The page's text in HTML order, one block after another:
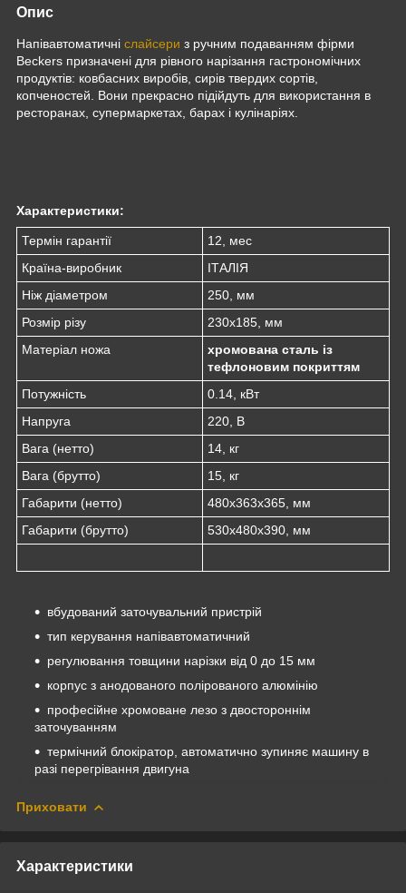
Опис
Напівавтоматичні слайсери з ручним подаванням фірми
Beckers призначені для рівного нарізання гастрономічних
продуктів: ковбасних виробів, сирів твердих сортів,
копченостей. Вони прекрасно підійдуть для використання в
ресторанах, супермаркетах, барах і кулінаріях.
Характеристики:
Термін гарантії
12, мес
Країна-виробник
ІТАЛІЯ
Ніж діаметром
250, мм
Розмір різу
230х185, мм
Матеріал ножа
хромована сталь із
тефлоновим покриттям
Потужність
0.14, кВт
Напруга
220, В
Вага (нетто)
14, кг
Вага (брутто)
15, кг
Габарити (нетто)
480x363x365, мм
Габарити (брутто)
530x480x390, мм
вбудований заточувальний пристрій
тип керування напівавтоматичний
регулювання товщини нарізки від 0 до 15 мм
корпус з анодованого полірованого алюмінію
професійне хромоване лезо з двостороннім
заточуванням
термічний блокіратор, автоматично зупиняє машину в
разі перегрівання двигуна
Приховати
Характеристики